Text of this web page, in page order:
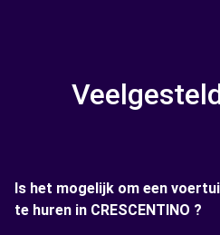
Is het mogelijk om een
te huren in CRESCENTINO ?